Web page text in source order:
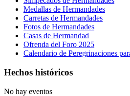
Medallas de Hermandades
Carretas de Hermandades
Fotos de Hermandades
Casas de Hermandad
Ofrenda del Foro 2025
Calendario de Peregrinaciones
Hechos históricos
No hay eventos